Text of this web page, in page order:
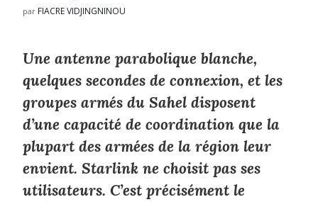
par FIACRE VIDJINGNINOU
Une antenne parabolique blanche,
quelques secondes de connexion, et les
groupes armés du Sahel disposent
d’une capacité de coordination que la
plupart des armées de la région leur
envient. Starlink ne choisit pas ses
utilisateurs. C’est précisément le